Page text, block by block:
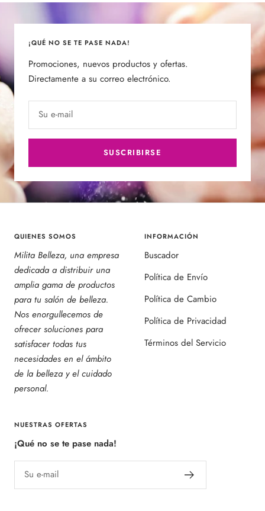
¡QUÉ NO SE TE PASE NADA!
Promociones, nuevos productos y ofertas.
Directamente a su correo electrónico.
Su e-mail
SUSCRIBIRSE
QUIENES SOMOS
Milita Belleza, una empresa
dedicada a distribuir una
amplia gama de productos
para tu salón de belleza.
Nos enorgullecemos de
ofrecer soluciones para
satisfacer todas tus
necesidades en el ámbito
de la belleza y el cuidado
personal.
INFORMACIÓN
Buscador
Política de Envío
Política de Cambio
Política de Privacidad
Términos del Servicio
NUESTRAS OFERTAS
¡Qué no se te pase nada!
Su e-mail